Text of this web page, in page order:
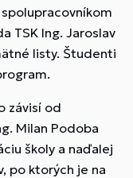
TSK Ing. Jaroslav
listy. Študenti
od
Milan Podoba
školy a naďalej
po ktorých je na